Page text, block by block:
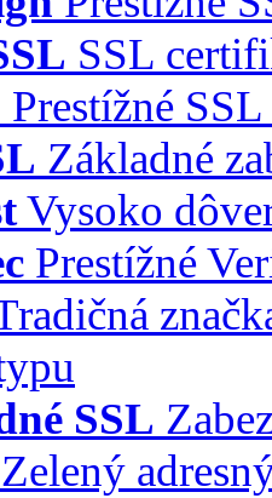
SSL
Prestížné
Základné
Vysoko
Prestížné
SSL
Zelený